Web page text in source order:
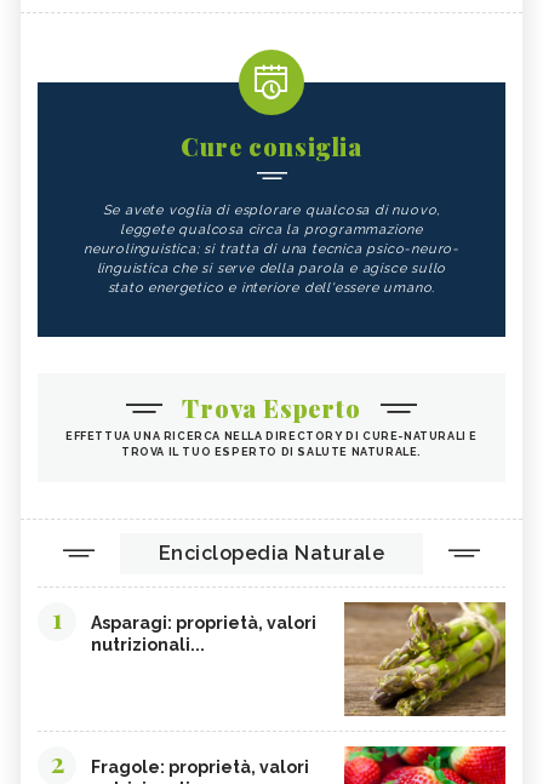
Cure consiglia
Se avete voglia di esplorare qualcosa di nuovo,
leggete qualcosa circa la programmazione
neurolinguistica; si tratta di una tecnica psico-neuro-
linguistica che si serve della parola e agisce sullo
stato energetico e interiore dell'essere umano.
Trova Esperto
EFFETTUA UNA RICERCA NELLA DIRECTORY DI CURE-NATURALI E
TROVA IL TUO ESPERTO DI SALUTE NATURALE.
Enciclopedia Naturale
1
Asparagi: proprietà, valori
nutrizionali...
2
Fragole: proprietà, valori